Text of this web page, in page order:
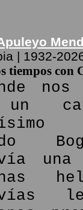
| 1932-
tiempos con
nos
una